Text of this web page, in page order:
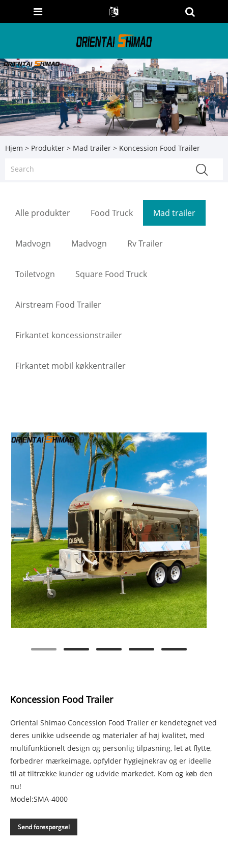
Hjem > Produkter > Mad trailer > Koncession Food Trailer
Alle produkter Food Truck Mad trailer
Madvogn Madvogn Rv Trailer
Toiletvogn Square Food Truck
Airstream Food Trailer
Firkantet koncessionstrailer
Firkantet mobil køkkentrailer
Koncession Food Trailer
Oriental Shimao Concession Food Trailer er kendetegnet ved
deres unikke udseende og materialer af høj kvalitet, med
multifunktionelt design og personlig tilpasning, let at flytte,
forbedrer mærkeimage, opfylder hygiejnekrav og er ideelle
til at tiltrække kunder og udvide markedet. Kom og køb den
nu!
Model:SMA-4000
Send forespørgsel